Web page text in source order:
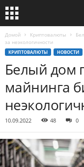
Домой Криптовалюты
за неэкологичности
КРИПТОВАЛЮТЫ НОВОСТИ
Белый дом
майнинга
10.09.2022 48 0